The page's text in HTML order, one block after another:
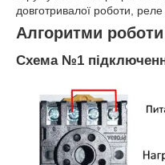
довготривалої роботи,
Алгоритми
Схема №1